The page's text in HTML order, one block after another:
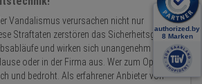
Vandalismus verursachen nicht nur
Straftaten zerstören das Sicherheitsgefühl,
und wirken sich unangenehm auf
oder in der Firma aus. Wer zum Opfer
und bedroht. Als erfahrener Anbieter von